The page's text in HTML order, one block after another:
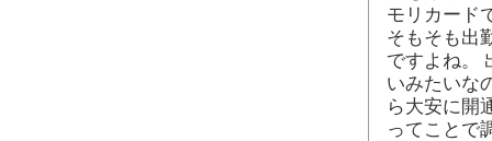
モリカード
そもそも出
ですよね。
いみたいな
ら大安に開
ってことで